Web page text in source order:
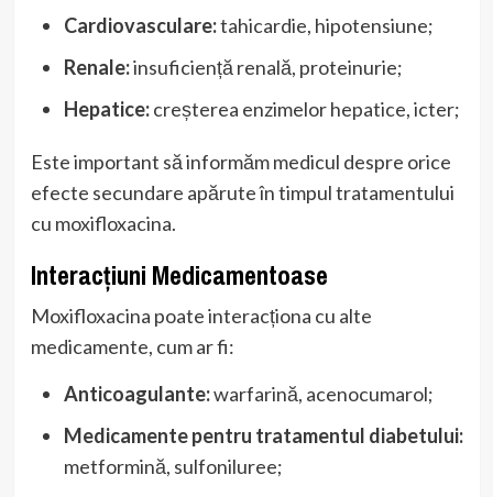
Cardiovasculare:tahicardie, hipotensiune;
Renale:insuficiență renală, proteinurie;
Hepatice:creșterea enzimelor hepatice, icter;
Este important să informăm medicul despre orice
efecte secundare apărute în timpul tratamentului
cu moxifloxacina.
Interacțiuni Medicamentoase
Moxifloxacina poate interacționa cu alte
medicamente, cum ar fi:
Anticoagulante:warfarină, acenocumarol;
Medicamente pentru tratamentul diabetului:
metformină, sulfoniluree;